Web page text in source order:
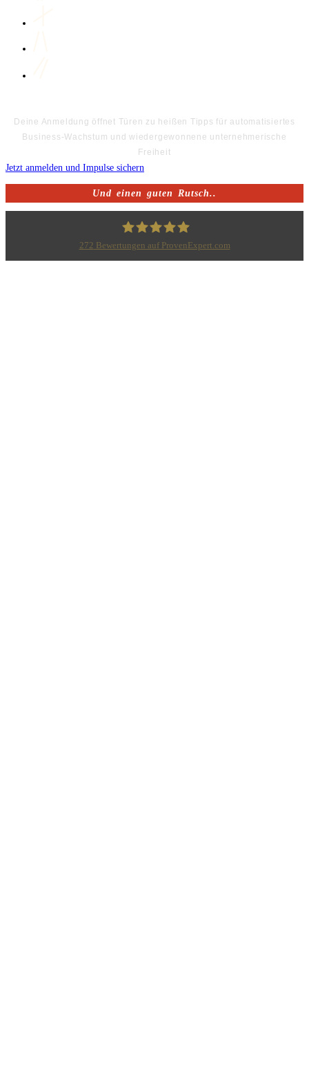
Deine Anmeldung öffnet Türen zu heißen Tipps für automatisiertes
Business-Wachstum und wiedergewonnene unternehmerische
Freiheit
Jetzt anmelden und Impulse sichern
Und einen guten Rutsch..
272 Bewertungen auf ProvenExpert.com